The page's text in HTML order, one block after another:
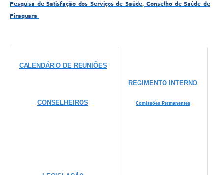
Pesquisa de Satisfação dos Serviços de Saúde, Conselho de Saúde de
Piraquara
CALENDÁRIO DE REUNIÕES
CONSELHEIROS
REGIMENTO INTERNO
Comissões Permanentes